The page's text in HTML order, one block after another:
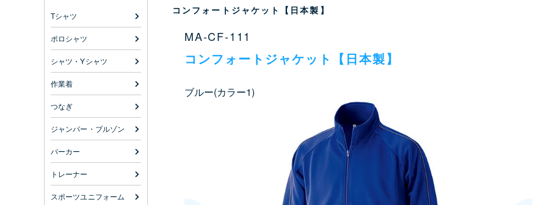
Tシャツ
ポロシャツ
シャツ・Yシャツ
作業着
つなぎ
ジャンパー・ブルゾン
パーカー
トレーナー
スポーツユニフォーム
コンフォートジャケット【日本製】
MA-CF-111
コンフォートジャケット【日本製】
ブルー(カラー1)